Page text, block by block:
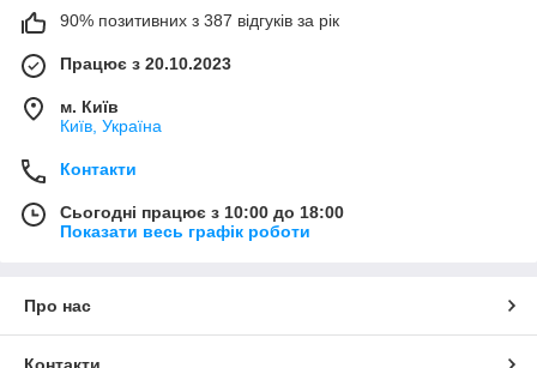
90% позитивних з 387 відгуків за рік
Працює з 20.10.2023
м. Київ
Київ, Україна
Контакти
Сьогодні працює з 10:00 до 18:00
Показати весь графік роботи
Про нас